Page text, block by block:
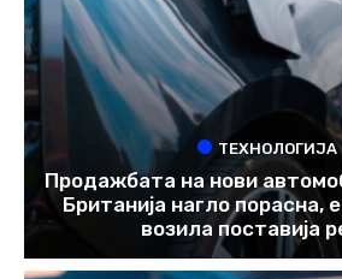
ТЕХНОЛОГИЈА
Продажбата на нови
Британија нагло порасна,
возила поставија